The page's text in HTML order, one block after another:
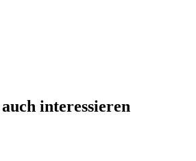
interessieren